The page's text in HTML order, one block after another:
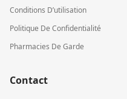
Conditions D’utilisation
Politique De Confidentialité
Pharmacies De Garde
Contact